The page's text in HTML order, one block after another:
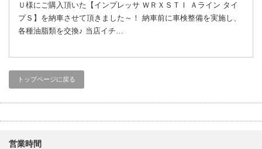
Ｕ様にご購入頂いた【インプレッサ ＷＲＸＳＴＩ Ａライン タイ
プＳ】を納車させて頂きました～！ 納車前に車検整備を実施し、
各種油脂類を交換♪ 当店イチ…
トップページに戻る
営業時間